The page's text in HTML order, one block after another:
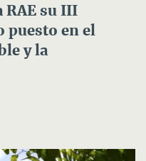
RAE su III
puesto en el
y la